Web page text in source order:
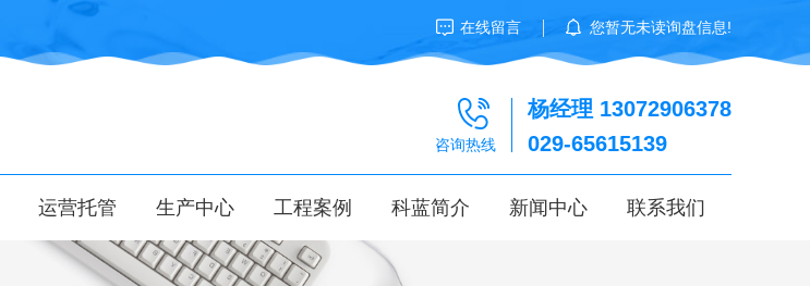
在线留言 您暂无未读询盘信息!
咨询热线
杨经理 13072906378
029-65615139
运营托管 生产中心 工程案例 科蓝简介 新闻中心 联系我们